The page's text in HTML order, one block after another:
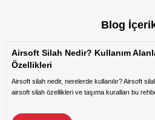
Blog
Airsoft Silah Nedir? Kullanım
Özellikleri
Airsoft silah nedir, nerelerde kullanılır? Airsoft
airsoft silah özellikleri ve taşıma kuralları bu